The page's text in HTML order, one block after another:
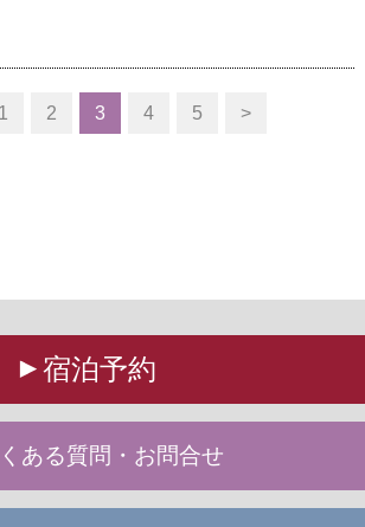
1 2 3 4 5 >
宿泊予約
ある質問・お問合せ